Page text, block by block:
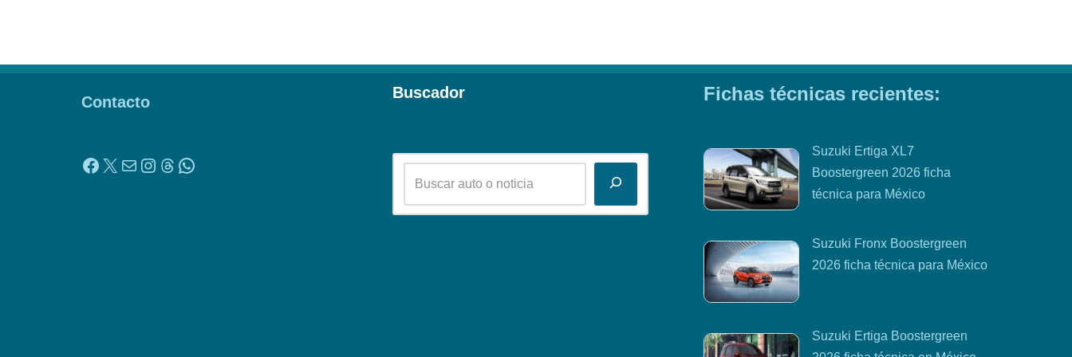
Contacto
Buscador Fichas técnicas recientes:
Suzuki Ertiga XL7
Boostergreen 2026 ficha
técnica para México
Suzuki Fronx Boostergreen
2026 ficha técnica para México
Suzuki Ertiga Boostergreen